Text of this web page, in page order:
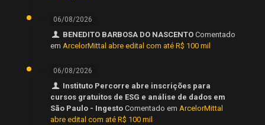
06/08/2026
BENEDITO BARBOSA DO NASCENTO Comentado
em ArcelorMittal abre edital com até R$ 100 mil
06/08/2026
Instituto Percorre abre inscrições para
cursos gratuitos de ESG e análise de dados em
São Paulo - Ingesto Comentado em ArcelorMittal
abre edital com até R$ 100 mil